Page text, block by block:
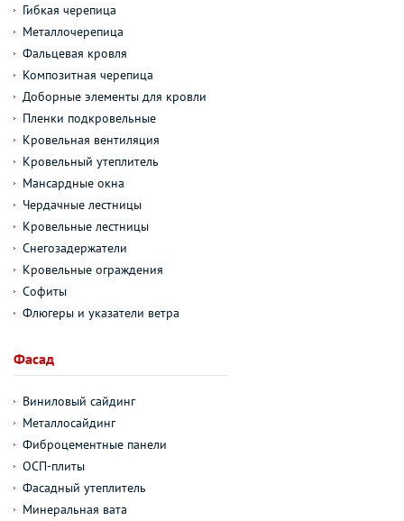
Гибкая черепица
Металлочерепица
Фальцевая кровля
Композитная черепица
Доборные элементы для кровли
Пленки подкровельные
Кровельная вентиляция
Кровельный утеплитель
Мансардные окна
Чердачные лестницы
Кровельные лестницы
Снегозадержатели
Кровельные ограждения
Софиты
Флюгеры и указатели ветра
Фасад
Виниловый сайдинг
Металлосайдинг
Фиброцементные панели
ОСП-плиты
Фасадный утеплитель
Минеральная вата